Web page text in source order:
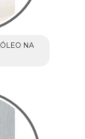
NA